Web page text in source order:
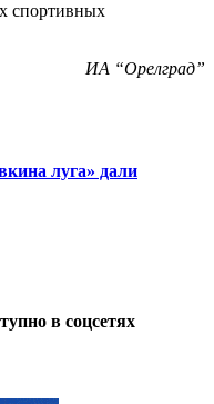
спортивных
ИА “Орелград”
луга» дали
в соцсетях